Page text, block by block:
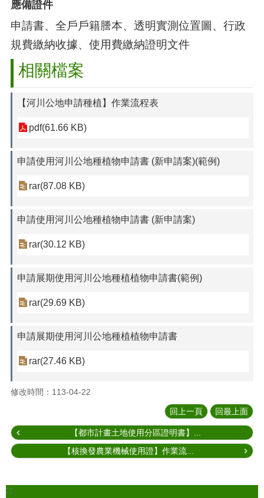
應備證件
申請書、全戶戶籍謄本、透明實測位置圖、行政
規費繳納收據、使用費繳納證明文件
相關檔案
【河川公地申請種植】作業流程表
pdf(61.66 KB)
申請使用河川公地種植物申請書 (新申請案)(範例)
rar(87.08 KB)
申請使用河川公地種植物申請書 (新申請案)
rar(30.12 KB)
申請展期使用河川公地種植植物申請書(範例)
rar(29.69 KB)
申請展期使用河川公地種植植物申請書
rar(27.46 KB)
修改時間：113-04-22
回上一頁 回最上面
【都市計畫土地使用分區證明書】...
【核換發農業機械使用證】作業流...
:::